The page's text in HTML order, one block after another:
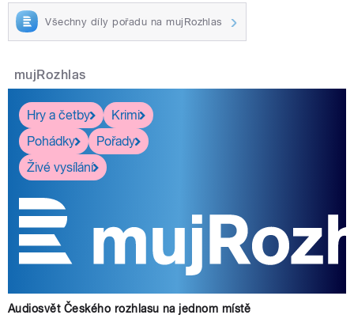
Všechny díly pořadu na mujRozhlas
mujRozhlas
Hry a četby
Krimi
Pohádky
Pořady
Živé vysílání
Audiosvět Českého rozhlasu na jednom místě